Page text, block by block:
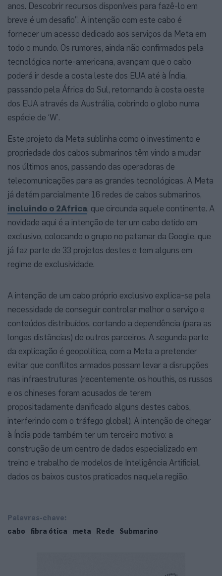
anos. Descobrir recursos disponíveis para fazê-lo em
breve é um desafio”. A intenção com este cabo é
fornecer um acesso dedicado aos serviços da Meta em
todo o mundo. Os rumores, ainda não confirmados pela
tecnológica norte-americana, avançam que o cabo
poderá ir desde a costa leste dos EUA até à Índia,
passando pela África do Sul, retornando à costa oeste
dos EUA através da Austrália, cobrindo o globo numa
espécie de ‘W’.
Este projeto da Meta sublinha como o investimento e
propriedade dos cabos submarinos têm vindo a mudar
nos últimos anos, passando das operadoras de
telecomunicações para as grandes tecnológicas. A Meta
já detém parcialmente 16 redes de cabos submarinos,
incluindo o 2Africa, que circunda aquele continente. A
novidade aqui é a intenção de ter um cabo detido em
exclusivo, colocando o grupo no patamar da Google, que
já faz parte de 33 projetos destes e tem alguns em
regime de exclusividade.
A intenção de um cabo próprio exclusivo explica-se pela
necessidade de conseguir controlar melhor o serviço e
conteúdos distribuídos, cortando a dependência (para as
longas distâncias) de outros parceiros. A segunda parte
da explicação é geopolítica, com a Meta a pretender
evitar que conflitos armados possam levar a disrupções
nas infraestruturas (recentemente, os houthis, os russos
e os chineses foram acusados de terem
propositadamente danificado alguns destes cabos,
interferindo com o tráfego global). A intenção de chegar
à Índia pode também ter um terceiro motivo: a
construção de um centro de dados especializado em
treino e trabalho de modelos de Inteligência Artificial,
dados os baixos custos praticados naquela região.
Palavras-chave:
cabo
fibra ótica meta Rede Submarino